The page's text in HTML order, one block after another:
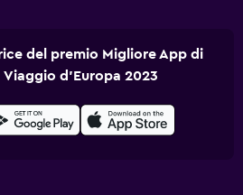
del premio Migliore App di
Viaggio d'Europa 2023